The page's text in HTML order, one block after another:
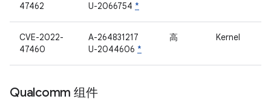
47462
U-2066754 *
CVE-2022-
47460
A-264831217
U-2044606 *
高 Kernel
Qualcomm 组件